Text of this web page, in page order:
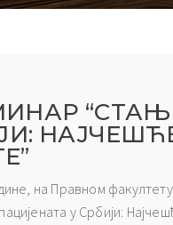
на Правном
у Србији: